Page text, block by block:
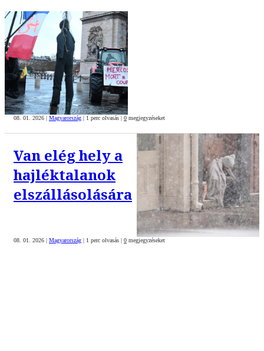
08. 01. 2026 | Magyarország | 1 perc olvasás | 0 megjegyzéseket
Van elég hely a
hajléktalanok
elszállásolására
08. 01. 2026 | Magyarország | 1 perc olvasás | 0 megjegyzéseket